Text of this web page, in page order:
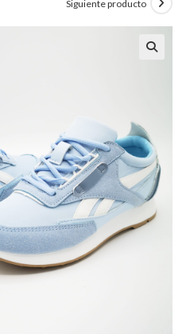
Siguiente producto